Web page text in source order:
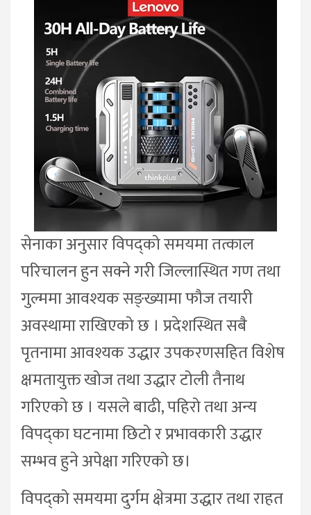
सेनाका अनुसार विपद्को समयमा तत्काल
परिचालन हुन सक्ने गरी जिल्लास्थित गण तथा
गुल्ममा आवश्यक सङ्ख्यामा फौज तयारी
अवस्थामा राखिएको छ । प्रदेशस्थित सबै
पृतनामा आवश्यक उद्धार उपकरणसहित विशेष
क्षमतायुक्त खोज तथा उद्धार टोली तैनाथ
गरिएको छ । यसले बाढी, पहिरो तथा अन्य
विपद्का घटनामा छिटो र प्रभावकारी उद्धार
सम्भव हुने अपेक्षा गरिएको छ।
विपद्को समयमा दुर्गम क्षेत्रमा उद्धार तथा राहत